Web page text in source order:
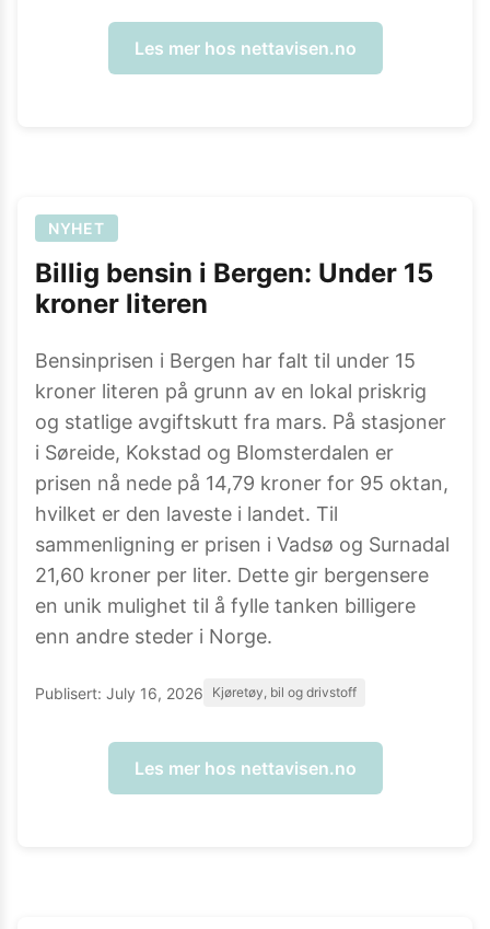
Les mer hos nettavisen.no
NYHET
Billig bensin i Bergen: Under 15
kroner literen
Bensinprisen i Bergen har falt til under 15
kroner literen på grunn av en lokal priskrig
og statlige avgiftskutt fra mars. På stasjoner
i Søreide, Kokstad og Blomsterdalen er
prisen nå nede på 14,79 kroner for 95 oktan,
hvilket er den laveste i landet. Til
sammenligning er prisen i Vadsø og Surnadal
21,60 kroner per liter. Dette gir bergensere
en unik mulighet til å fylle tanken billigere
enn andre steder i Norge.
Publisert: July 16, 2026 Kjøretøy, bil og drivstoff
Les mer hos nettavisen.no